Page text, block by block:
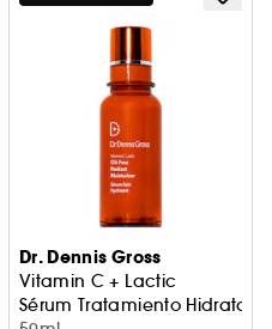
AHA/BHA
Dr. Dennis Gross
Vitamin C + Lactic
Sérum Tratamiento